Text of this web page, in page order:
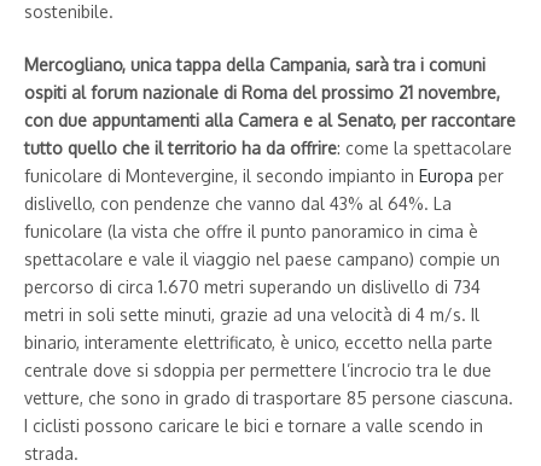
sostenibile.
Mercogliano, unica tappa della Campania, sarà tra i comuni
ospiti al forum nazionale di Roma del prossimo 21 novembre,
con due appuntamenti alla Camera e al Senato, per raccontare
tutto quello che il territorio ha da offrire: come la spettacolare
funicolare di Montevergine, il secondo impianto in Europa per
dislivello, con pendenze che vanno dal 43% al 64%. La
funicolare (la vista che offre il punto panoramico in cima è
spettacolare e vale il viaggio nel paese campano) compie un
percorso di circa 1.670 metri superando un dislivello di 734
metri in soli sette minuti, grazie ad una velocità di 4 m/s. Il
binario, interamente elettrificato, è unico, eccetto nella parte
centrale dove si sdoppia per permettere l’incrocio tra le due
vetture, che sono in grado di trasportare 85 persone ciascuna.
I ciclisti possono caricare le bici e tornare a valle scendo in
strada.